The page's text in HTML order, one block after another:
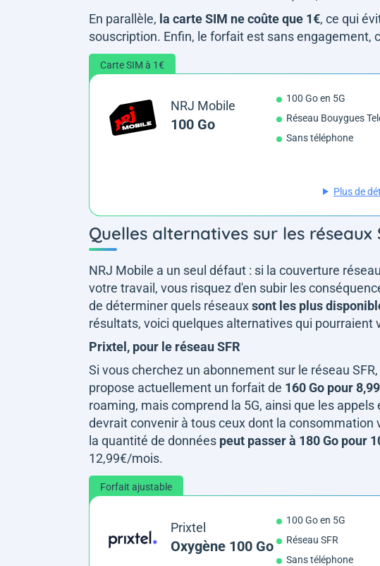
En parallèle, la carte SIM ne coûte que 1€, ce qui
souscription. Enfin, le forfait est sans engagement,
Carte SIM à 1€
NRJ Mobile
100 Go
100 Go en 5G
Réseau Bouygues
Sans téléphone
Plus de
Quelles alternatives sur les réseaux
NRJ Mobile a un seul défaut : si la couverture
votre travail, vous risquez d'en subir les
de déterminer quels réseauxsont les plus
résultats, voici quelques alternatives qui pourraient
Prixtel, pour le réseau SFR
Si vous cherchez un abonnement sur le réseau
propose actuellement un forfait de 160 Go pour
roaming, mais comprend la 5G, ainsi que les
devrait convenir à tous ceux dont la consommation
la quantité de données peut passer à 180 Go pour
12,99€/mois.
Forfait ajustable
Prixtel
Oxygène 100 Go
100 Go en 5G
Réseau SFR
Sans téléphone